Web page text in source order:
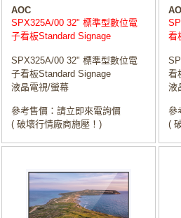
AOC
SPX325A/00 32" 標準型數位電
子看板Standard Signage
SPX325A/00 32" 標準型數位電
子看板Standard Signage
液晶電視/螢幕
參考售價：請立即來電詢價
( 破壞行情廠商施壓！)
看
看
液
參
(